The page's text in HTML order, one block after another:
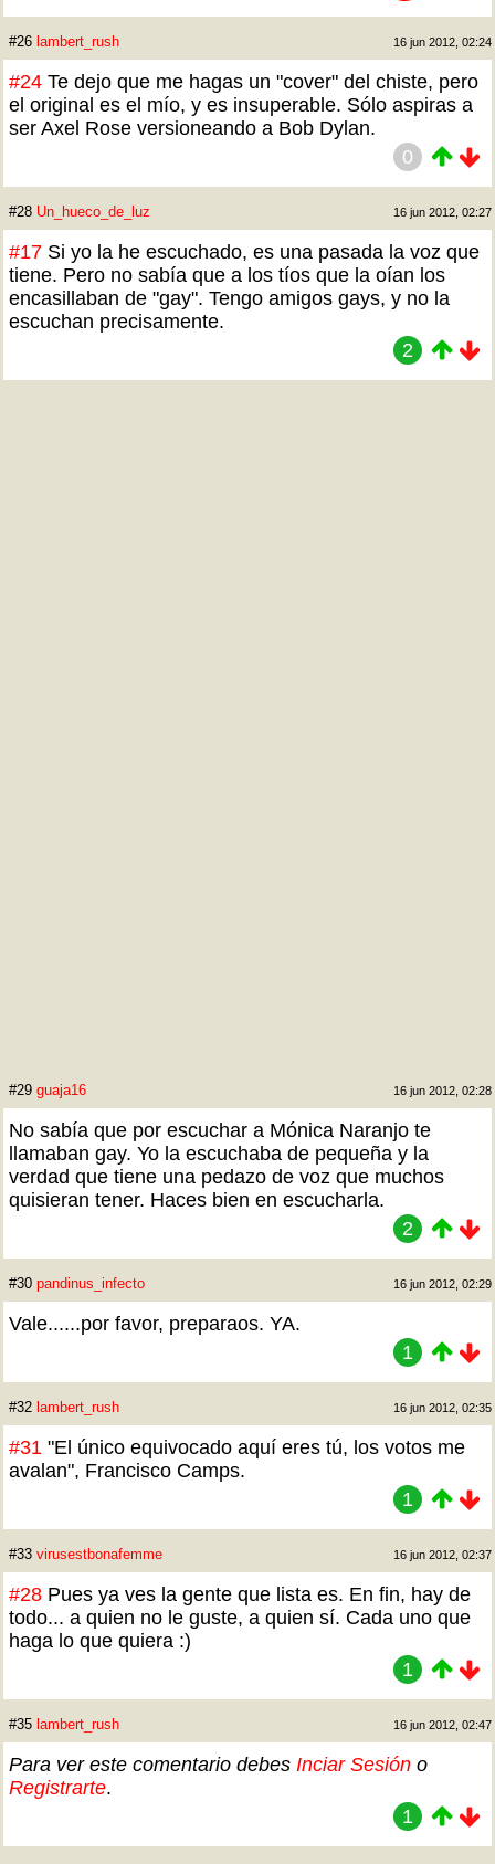
#26 lambert_rush 16 jun 2012, 02:24
#24 Te dejo que me hagas un "cover" del chiste, pero
el original es el mío, y es insuperable. Sólo aspiras a
ser Axel Rose versioneando a Bob Dylan.
0
#28 Un_hueco_de_luz 16 jun 2012, 02:27
#17 Si yo la he escuchado, es una pasada la voz que
tiene. Pero no sabía que a los tíos que la oían los
encasillaban de "gay". Tengo amigos gays, y no la
escuchan precisamente.
2
#29 guaja16 16 jun 2012, 02:28
No sabía que por escuchar a Mónica Naranjo te
llamaban gay. Yo la escuchaba de pequeña y la
verdad que tiene una pedazo de voz que muchos
quisieran tener. Haces bien en escucharla.
2
#30 pandinus_infecto 16 jun 2012, 02:29
Vale......por favor, preparaos. YA.
1
#32 lambert_rush 16 jun 2012, 02:35
#31 "El único equivocado aquí eres tú, los votos me
avalan", Francisco Camps.
1
#33 virusestbonafemme 16 jun 2012, 02:37
#28 Pues ya ves la gente que lista es. En fin, hay de
todo... a quien no le guste, a quien sí. Cada uno que
haga lo que quiera :)
1
#35 lambert_rush 16 jun 2012, 02:47
Para ver este comentario debes Inciar Sesión o
Registrarte.
1